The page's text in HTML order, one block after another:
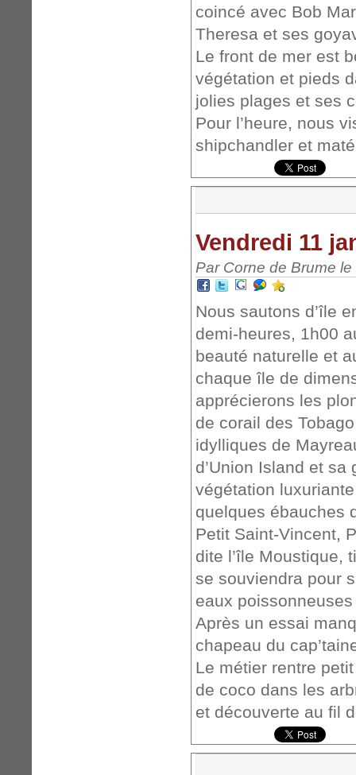
coincé avec Bob
Theresa et ses
Le front de mer est
végétation et pieds
jolies plages et ses
Pour l’heure, nous
shipchandler et
Vendredi 11
Par Corne de Brume
Nous sautons d’île
demi-heures, 1h00
beauté naturelle et
chaque île de
apprécierons les
de corail des
idylliques de
d’Union Island et
végétation
quelques ébauches
Petit Saint-Vincent,
dite l’île Moustique,
se souviendra pour
eaux poissonneuses
Après un essai
chapeau du
Le métier rentre
de coco dans les
et découverte au fil